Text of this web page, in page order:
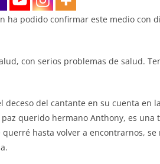
ha podido confirmar este medio con
con serios problemas de salud.
del cantante en su cuenta en
querido hermano Anthony, es una
hasta volver a encontrarnos, se